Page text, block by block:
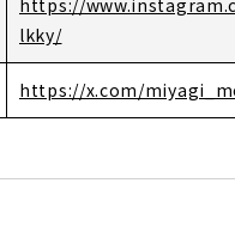
https://
lkky/
https://x.com/